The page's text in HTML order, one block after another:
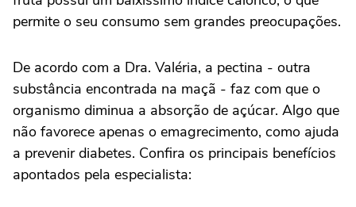
permite o seu consumo sem grandes preocupações.
De acordo com a Dra. Valéria, a pectina - outra
substância encontrada na maçã - faz com que o
organismo diminua a absorção de açúcar. Algo que
não favorece apenas o emagrecimento, como ajuda
a prevenir diabetes. Confira os principais benefícios
apontados pela especialista: